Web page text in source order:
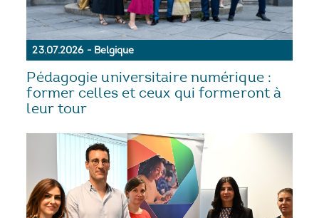
23.07.2026 - Belgique
Pédagogie universitaire numérique :
former celles et ceux qui formeront à
leur tour